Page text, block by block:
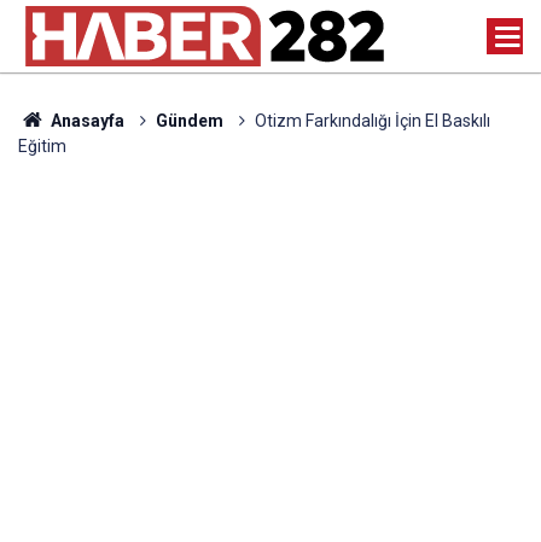
Anasayfa Gündem
Otizm Farkındalığı İçin El Baskılı
Eğitim